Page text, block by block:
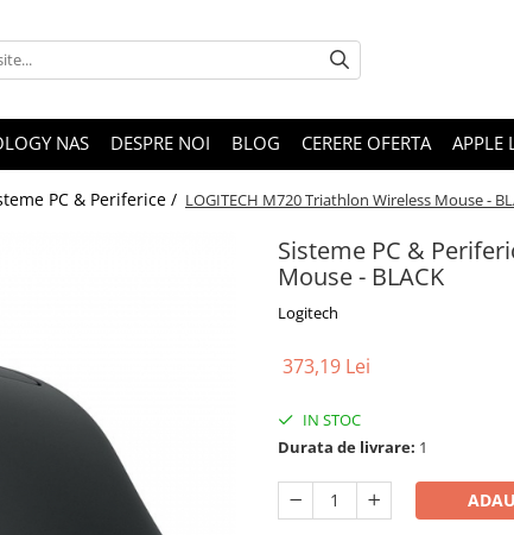
NAS DESPRE NOI BLOG CERERE OFERTA APPLE
PC & Periferice / LOGITECH M720 Triathlon Wireless Mouse -
Sisteme PC &
Mouse - BLACK
Logitech
373,19 Lei
IN STOC
Durata de livrare: 1